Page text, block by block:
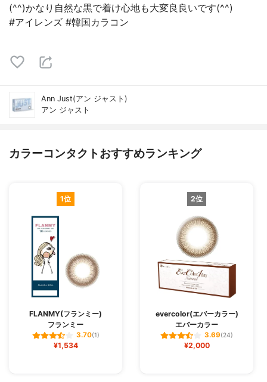
(⁠^⁠^⁠)かなり自然な黒で着け心地も大変良良いです(⁠^⁠^⁠)
#アイレンズ #韓国カラコン
Ann Just(アン ジャスト)
アン ジャスト
カラーコンタクトおすすめランキング
1位
FLANMY(フランミー)
フランミー
3.70(1)
¥1,534
2位
evercolor(エバーカラー)
エバーカラー
3.69(24)
¥2,000